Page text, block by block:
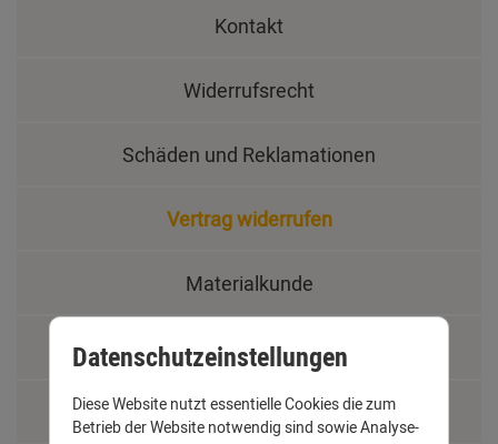
Kontakt
Widerrufsrecht
Schäden und Reklamationen
Vertrag widerrufen
Materialkunde
Fachbegriffe
Jobs
Datenschutzeinstellungen
Diese Website nutzt essentielle Cookies die zum
Betrieb der Website notwendig sind sowie Analyse-